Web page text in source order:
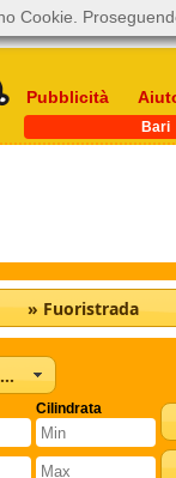
Pubblicità
Bari
» Fuoristrada
Tutte le categorie
Cilindrata
Cookie.